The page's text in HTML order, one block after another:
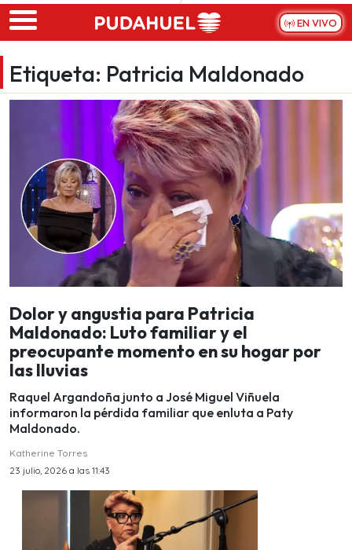
Skip to main content
EN VIVO
Etiqueta: Patricia Maldonado
Dolor y angustia para Patricia
Maldonado: Luto familiar y el
preocupante momento en su hogar por
las lluvias
Raquel Argandoña junto a José Miguel Viñuela
informaron la pérdida familiar que enluta a Paty
Maldonado.
Katherine Torres
23 julio, 2026 a las 11:43